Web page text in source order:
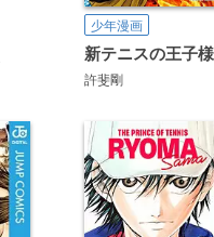
少年漫画
許斐剛